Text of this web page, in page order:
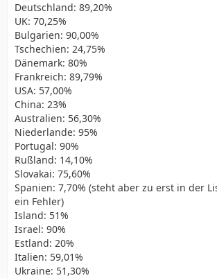
Deutschland: 89,20%
UK: 70,25%
Bulgarien: 90,00%
Tschechien: 24,75%
Dänemark: 80%
Frankreich: 89,79%
USA: 57,00%
China: 23%
Australien: 56,30%
Niederlande: 95%
Portugal: 90%
Rußland: 14,10%
Slovakai: 75,60%
Spanien: 7,70% (steht aber zu erst in der
ein Fehler)
Island: 51%
Israel: 90%
Estland: 20%
Italien: 59,01%
Ukraine: 51,30%